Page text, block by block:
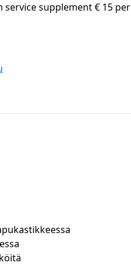
service supplement € 15 per